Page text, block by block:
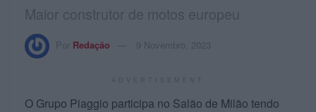
Maior construtor de motos europeu
Por Redação 9 Novembro, 2023
O Grupo Piaggio participa no Salão de Milão tendo